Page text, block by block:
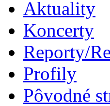
Aktuality
Koncerty
Reporty/
Profily
Pôvodné